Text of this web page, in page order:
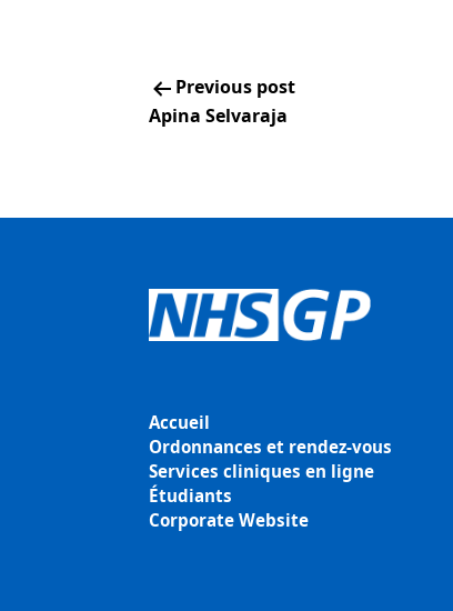
Previous post
Apina Selvaraja
Accueil
Ordonnances et rendez-vous
Services cliniques en ligne
Étudiants
Corporate Website